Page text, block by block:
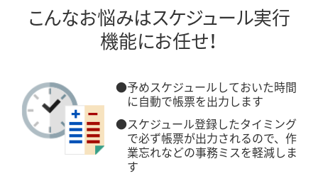
こんなお悩みはスケジュール実行
機能にお任せ！
●予めスケジュールしておいた時間
に自動で帳票を出力します
●スケジュール登録したタイミング
で必ず帳票が出力されるので、作
業忘れなどの事務ミスを軽減しま
す